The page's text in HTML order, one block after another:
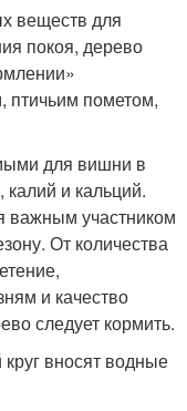
веществ для
покоя, дерево
пометом,
для вишни в
и кальций.
важным участником
От количества
и качество
следует кормить.
вносят водные